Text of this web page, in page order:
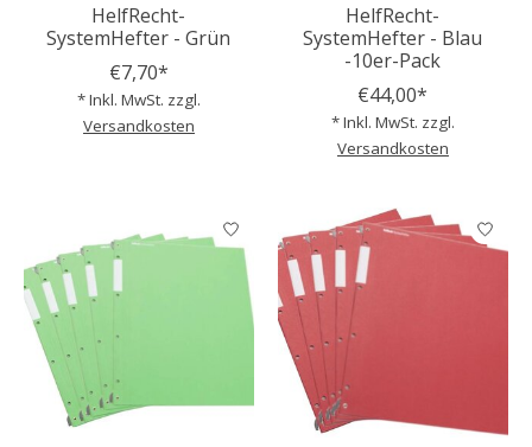
HelfRecht-
SystemHefter - Grün
€7,70*
* Inkl. MwSt. zzgl.
Versandkosten
HelfRecht-
SystemHefter - Blau
-10er-Pack
€44,00*
* Inkl. MwSt. zzgl.
Versandkosten